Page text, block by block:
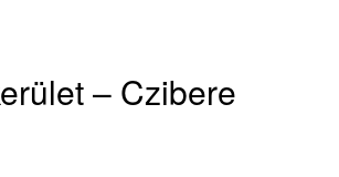
– Czibere